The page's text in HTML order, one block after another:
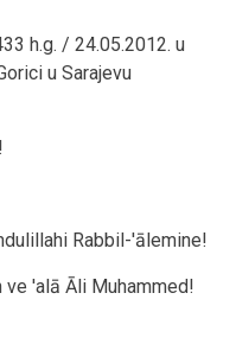
h.g. / 24.05.2012. u
u Sarajevu
Rabbil-'ālemine!
'alā Āli Muhammed!